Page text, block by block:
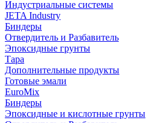
Индустриальные системы
JETA Industry
Биндеры
Отвердитель и Разбавитель
Эпоксидные грунты
Тара
Дополнительные продукты
Готовые эмали
EuroMix
Биндеры
Эпоксидные и кислотные грунты